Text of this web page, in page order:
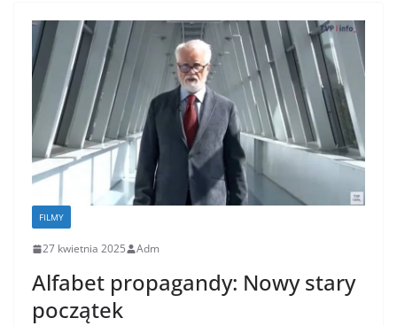
FILMY
27 kwietnia 2025 Adm
Alfabet propagandy: Nowy stary
początek